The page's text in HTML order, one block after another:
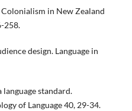
Colonialism in New Zealand
258.
design. Language in
language standard.
of Language 40, 29-34.